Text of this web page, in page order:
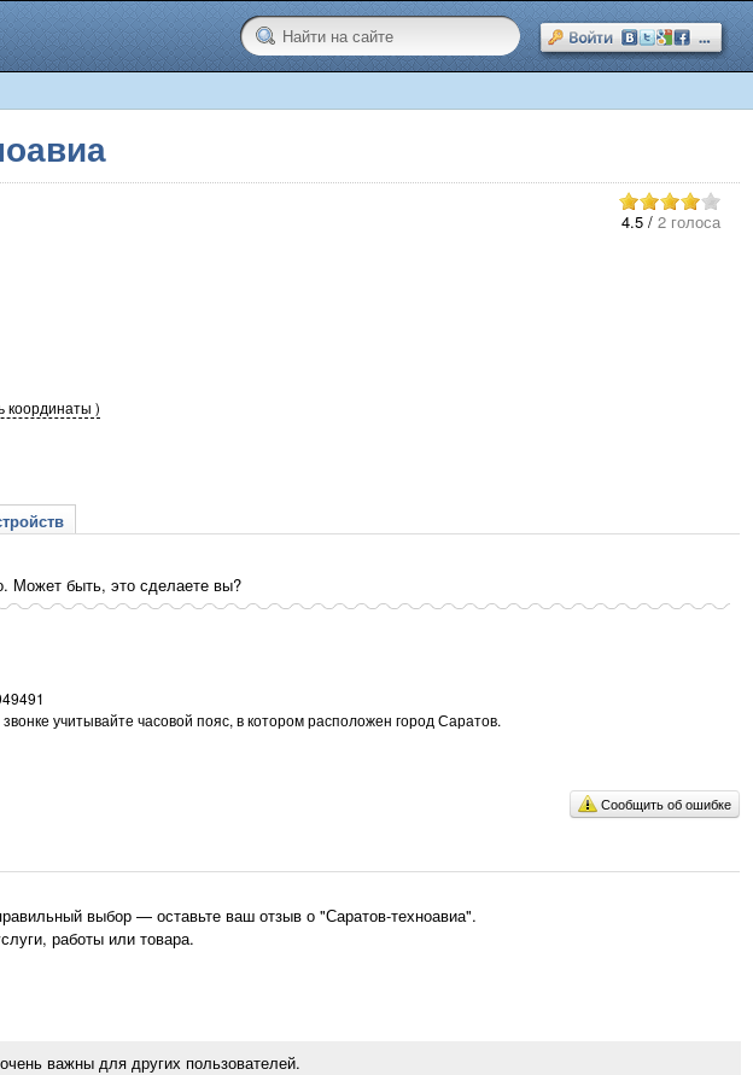
4.5/ 2 голоса
координаты )
Может быть, это сделаете вы?
учитывайте часовой пояс, в котором расположен город Саратов.
Сообщить об ошибке
выбор — оставьте ваш отзыв о "Саратов-техноавиа".
работы или товара.
важны для других пользователей.